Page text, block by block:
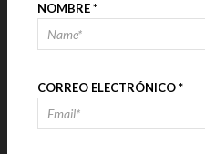
NOMBRE*
CORREO ELECTRÓNICO*